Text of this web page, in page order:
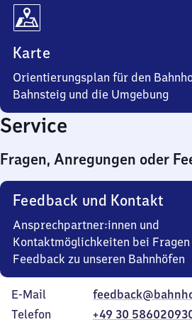
Karte
Orientierungsplan für den
Bahnsteig und die Umgebung
Service
Fragen, Anregungen oder
Feedback und Kontakt
Ansprechpartner:innen und
Kontaktmöglichkeiten bei
Feedback zu unseren Bahnhöfen
E-Mail
Telefon
+49 30